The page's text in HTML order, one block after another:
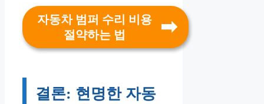
자동차 범퍼 수리 비용
절약하는 법
결론: 현명한 자동